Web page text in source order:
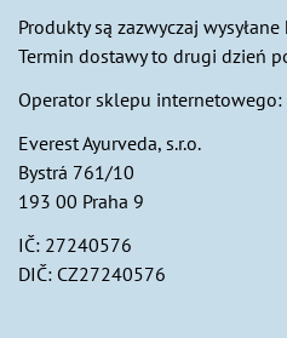
Produkty są zazwyczaj
Termin dostawy to drugi dzień
Operator sklepu internetowego:
Everest Ayurveda, s.r.o.
Bystrá 761/10
193 00 Praha 9
IČ: 27240576
DIČ: CZ27240576